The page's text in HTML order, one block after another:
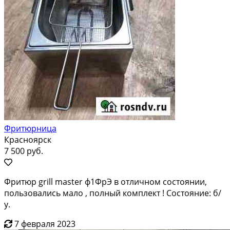
Фритюрница
Красноярск
7 500 руб.
Фритюр grill master ф1ФрЭ в отличном состоянии,
пользовались мало , полный комплект ! Состояние: б/
у.
7 февраля 2023